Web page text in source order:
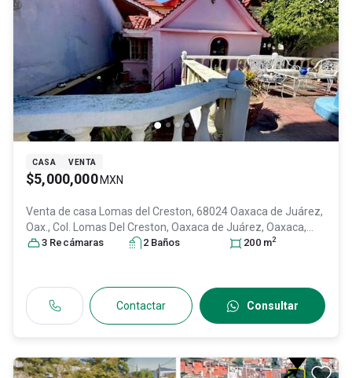
CASA VENTA
$5,000,000 MXN
Venta de casa
Lomas del Creston, 68024 Oaxaca de Juárez,
Oax., Col. Lomas Del Creston, Oaxaca de Juárez, Oaxaca,
México, C.P. 68024 , ID: 31468234
3 Recámaras 2 Baños 200 m2
Contactar Consultar